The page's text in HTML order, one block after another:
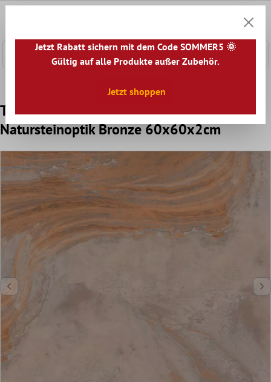
Terrassenplatten Feinsteinzeug Sanleo
Natursteinoptik Bronze 60x60x2cm
Jetzt Rabatt sichern mit dem Code SOMMER5 🌞
Gültig auf alle Produkte außer Zubehör.
Jetzt shoppen